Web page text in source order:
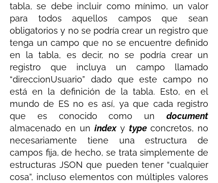
tabla, se debe incluir como mínimo, un valor
para todos aquellos campos que sean
obligatorios y no se podría crear un registro que
tenga un campo que no se encuentre definido
en la tabla, es decir, no se podría crear un
registro que incluya un campo llamado
“direccionUsuario” dado que este campo no
está en la definición de la tabla. Esto, en el
mundo de ES no es así, ya que cada registro
que es conocido como un document
almacenado en unindex y type concretos, no
necesariamente tiene una estructura de
campos fija, de hecho, se trata simplemente de
estructuras JSON que pueden tener “cualquier
cosa”, incluso elementos con múltiples valores